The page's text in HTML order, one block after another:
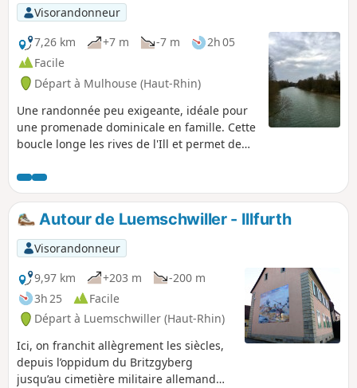
Visorandonneur
7,26 km
+7 m -7 m
2h 05
Facile
Départ à Mulhouse (Haut-Rhin)
Une randonnée peu exigeante, idéale pour
une promenade dominicale en famille. Cette
boucle longe les rives de l'Ill et permet de
piscine de Mulhouse, ainsi que le "Bois des
Philosophes" proche de l'Université.
Autour de Luemschwiller - Illfurth
Visorandonneur
9,97 km
+203 m
-200 m
3h 25
Facile
Départ à Luemschwiller (Haut-Rhin)
Ici, on franchit allègrement les siècles,
depuis l’oppidum du Britzgyberg
jusqu’au cimetière militaire allemand